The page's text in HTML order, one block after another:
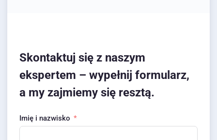
Skontaktuj się z naszym
ekspertem – wypełnij formularz,
a my zajmiemy się resztą.
Imię i nazwisko